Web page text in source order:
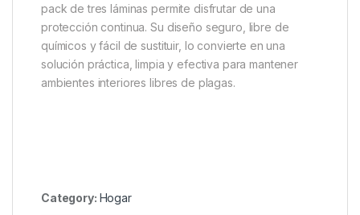
pack de tres láminas permite disfrutar de una
protección continua. Su diseño seguro, libre de
químicos y fácil de sustituir, lo convierte en una
solución práctica, limpia y efectiva para mantener
ambientes interiores libres de plagas.
Category: Hogar